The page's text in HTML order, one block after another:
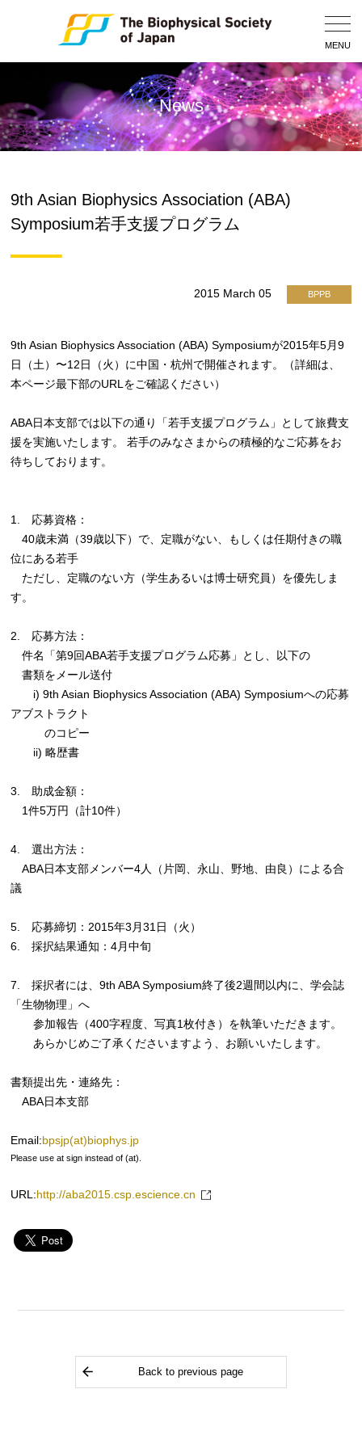
MENU
News
9th Asian Biophysics Association (ABA)
Symposium若手支援プログラム
2015 March 05 BPPB
9th Asian Biophysics Association (ABA) Symposiumが2015年5月9
日（土）〜12日（火）に中国・杭州で開催されます。（詳細は、
本ページ最下部のURLをご確認ください）
ABA日本支部では以下の通り「若手支援プログラム」として旅費支
援を実施いたします。 若手のみなさまからの積極的なご応募をお
待ちしております。
1. 応募資格：
40歳未満（39歳以下）で、定職がない、もしくは任期付きの職
位にある若手
ただし、定職のない方（学生あるいは博士研究員）を優先しま
す。
2. 応募方法：
件名「第9回ABA若手支援プログラム応募」とし、以下の
書類をメール送付
i) 9th Asian Biophysics Association (ABA) Symposiumへの応募
アブストラクト
のコピー
ii) 略歴書
3. 助成金額：
1件5万円（計10件）
4. 選出方法：
ABA日本支部メンバー4人（片岡、永山、野地、由良）による合
議
5. 応募締切：2015年3月31日（火）
6. 採択結果通知：4月中旬
7. 採択者には、9th ABA Symposium終了後2週間以内に、学会誌
「生物物理」へ
参加報告（400字程度、写真1枚付き）を執筆いただきます。
あらかじめご了承くださいますよう、お願いいたします。
書類提出先・連絡先：
ABA日本支部
Email: bpsjp(at)biophys.jp
Please use at sign instead of (at).
URL: http://aba2015.csp.escience.cn
Back to previous page